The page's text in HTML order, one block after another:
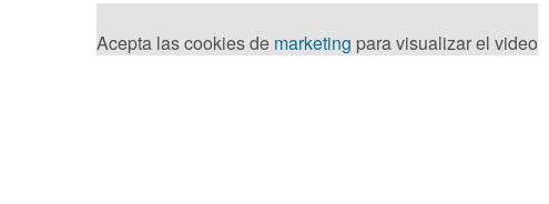
Acepta las cookies de marketing para visualizar el video